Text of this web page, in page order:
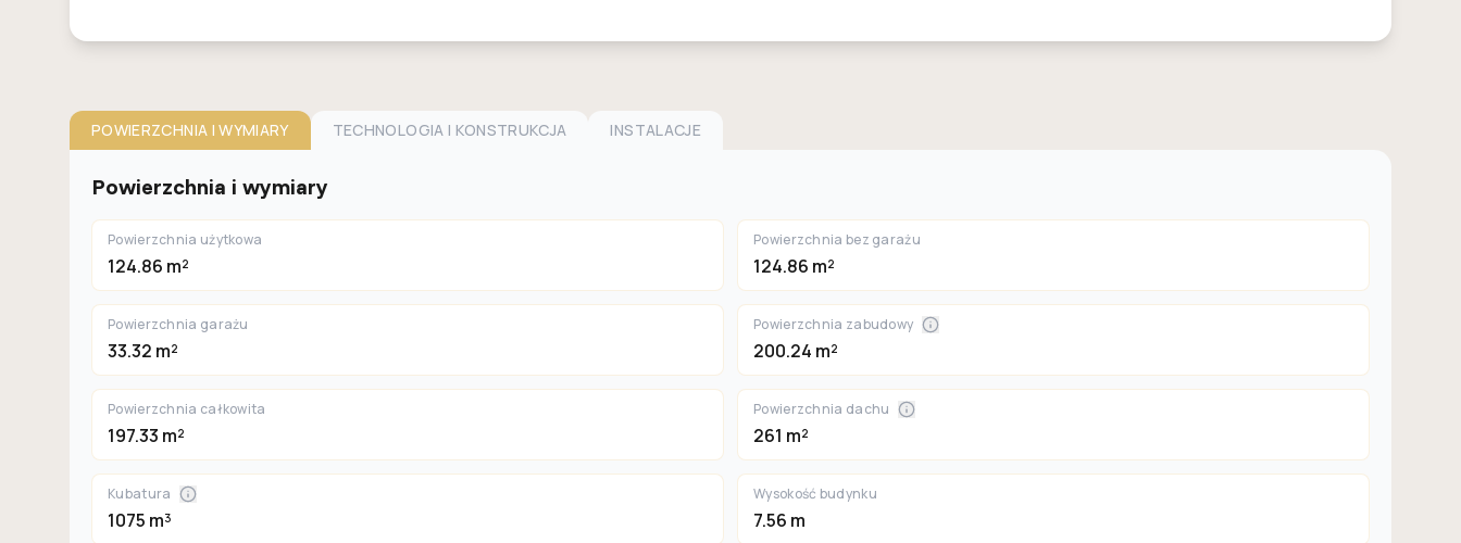
POWIERZCHNIA I WYMIARY TECHNOLOGIA I KONSTRUKCJA INSTALACJE
Powierzchnia i wymiary
Powierzchnia użytkowa
124.86 m²
Powierzchnia bez garażu
124.86 m²
Powierzchnia garażu
33.32 m²
Powierzchnia zabudowy
200.24 m²
Powierzchnia całkowita
197.33 m²
Powierzchnia dachu
261 m²
Kubatura
1075 m³
Wysokość budynku
7.56 m